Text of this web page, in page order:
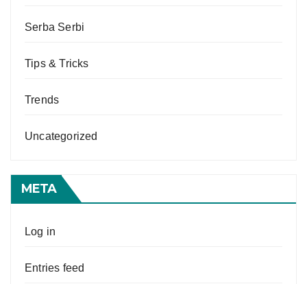
Serba Serbi
Tips & Tricks
Trends
Uncategorized
META
Log in
Entries feed